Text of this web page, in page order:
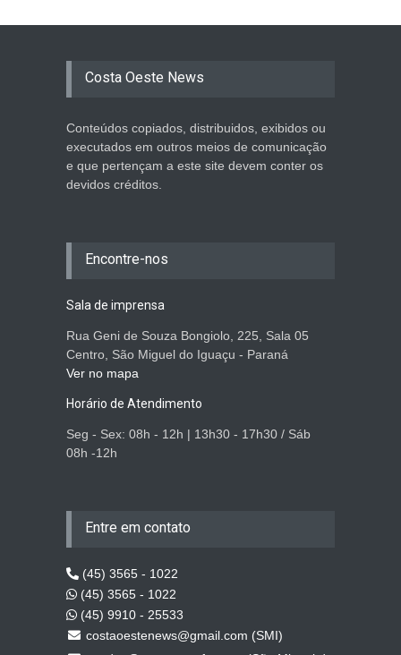
Costa Oeste News
Conteúdos copiados, distribuidos, exibidos ou
executados em outros meios de comunicação
e que pertençam a este site devem conter os
devidos créditos.
Encontre-nos
Sala de imprensa
Rua Geni de Souza Bongiolo, 225, Sala 05
Centro, São Miguel do Iguaçu - Paraná
Ver no mapa
Horário de Atendimento
Seg - Sex: 08h - 12h | 13h30 - 17h30 / Sáb
08h -12h
Entre em contato
(45) 3565 - 1022
(45) 3565 - 1022
(45) 9910 - 25533
costaoestenews@gmail.com (SMI)